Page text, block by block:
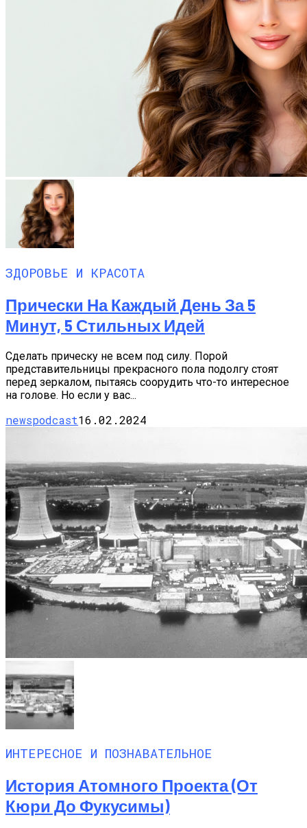
ЗДОРОВЬЕ И КРАСОТА
Прически На Каждый День За 5
Минут, 5 Стильных Идей
Сделать прическу не всем под силу. Порой
представительницы прекрасного пола подолгу стоят
перед зеркалом, пытаясь соорудить что-то интересное
на голове. Но если у вас...
newspodcast16.02.2024
ИНТЕРЕСНОЕ И ПОЗНАВАТЕЛЬНОЕ
История Атомного Проекта (от
Кюри До Фукусимы)